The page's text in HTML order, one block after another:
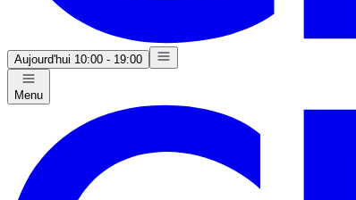
Aujourd'hui 10:00 - 19:00
Menu